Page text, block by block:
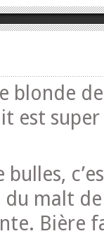
blonde
est
bulles,
du malt
Bière